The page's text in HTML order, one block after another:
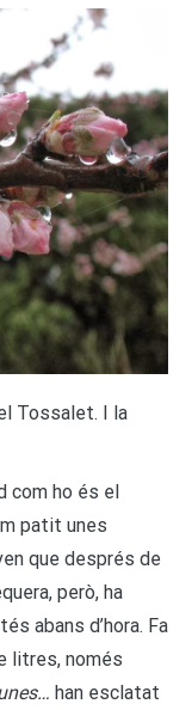
Tossalet. I la
com ho és el
patit unes
que després de
però, ha
abans d’hora. Fa
litres, només
han esclatat